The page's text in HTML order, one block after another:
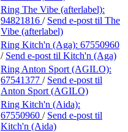
Ring The Vibe (afterlabel):
94821816 / Send e-post til The
Vibe (afterlabel)
Ring Kitch'n (Aga): 67550960
/ Send e-post til Kitch'n (Aga)
Ring Anton Sport (AGILO):
67541377 / Send e-post til
Anton Sport (AGILO)
Ring Kitch'n (Aida):
67550960 / Send e-post til
Kitch'n (Aida)